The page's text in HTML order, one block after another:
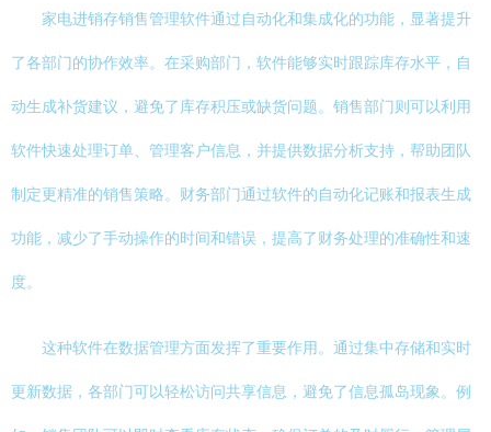
家电进销存销售管理软件通过自动化和集成化的功能，显著提升
了各部门的协作效率。在采购部门，软件能够实时跟踪库存水平，自
动生成补货建议，避免了库存积压或缺货问题。销售部门则可以利用
软件快速处理订单、管理客户信息，并提供数据分析支持，帮助团队
制定更精准的销售策略。财务部门通过软件的自动化记账和报表生成
功能，减少了手动操作的时间和错误，提高了财务处理的准确性和速
度。
这种软件在数据管理方面发挥了重要作用。通过集中存储和实时
更新数据，各部门可以轻松访问共享信息，避免了信息孤岛现象。例